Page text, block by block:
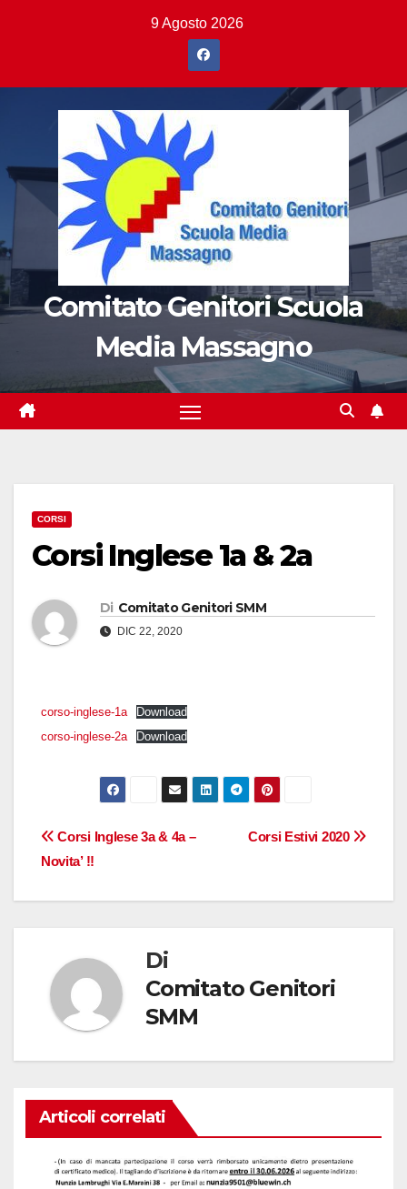
9 Agosto 2026
Comitato Genitori Scuola
Media Massagno
CORSI
Corsi Inglese 1a & 2a
Di Comitato Genitori SMM
DIC 22, 2020
corso-inglese-1a
Download
corso-inglese-2a
Download
Navigazione
Corsi Estivi 2020
Corsi Inglese 3a & 4a –
Novita’ !!
Di
Comitato Genitori
SMM
Articoli correlati